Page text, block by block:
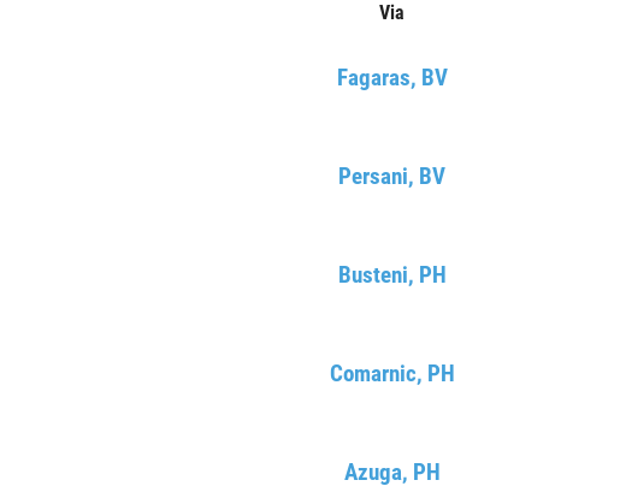
Via
Fagaras, BV
Persani, BV
Busteni, PH
Comarnic, PH
Azuga, PH